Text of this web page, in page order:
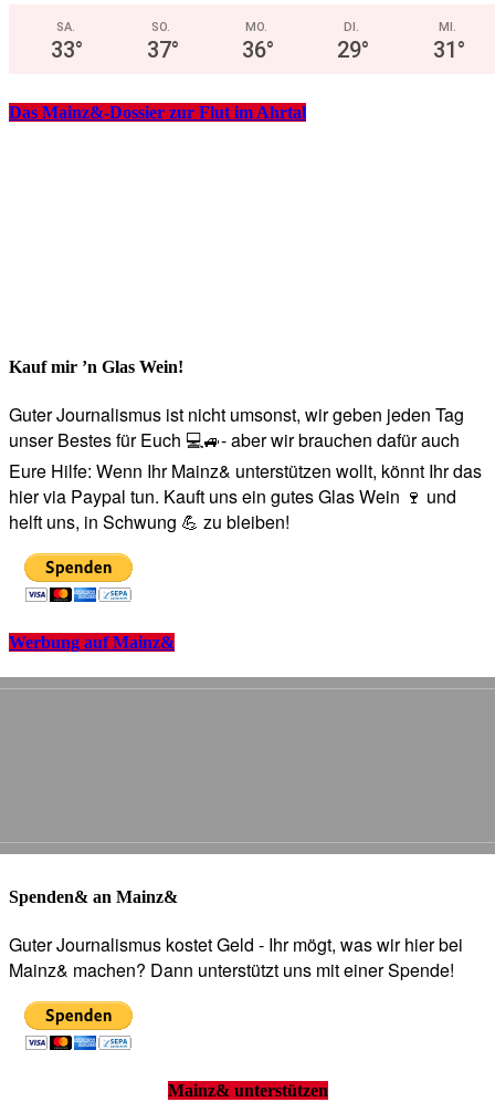
SA.
33°
SO.
37°
MO.
36°
DI.
29°
MI.
31°
Das Mainz&-Dossier zur Flut im Ahrtal
Kauf mir ’n Glas Wein!
Guter Journalismus ist nicht umsonst, wir geben jeden Tag
unser Bestes für Euch 💻🚙- aber wir brauchen dafür auch
Eure Hilfe: Wenn Ihr Mainz& unterstützen wollt, könnt Ihr das
hier via Paypal tun. Kauft uns ein gutes Glas Wein 🍷 und
helft uns, in Schwung 💪 zu bleiben!
Werbung auf Mainz&
Spenden& an Mainz&
Guter Journalismus kostet Geld - Ihr mögt, was wir hier bei
Mainz& machen? Dann unterstützt uns mit einer Spende!
Mainz& unterstützen